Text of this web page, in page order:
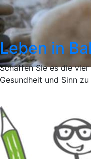
Leben in
Schaffen Sie es die
Gesundheit und Sinn